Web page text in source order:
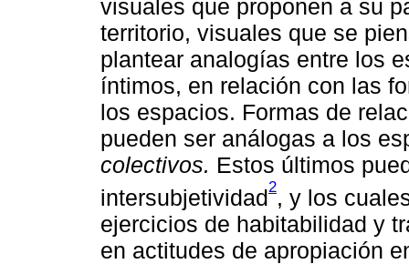
visuales que proponen a su
territorio, visuales que se
plantear analogías entre los
íntimos, en relación con las
los espacios. Formas de
pueden ser análogas a los
colectivos. Estos últimos
intersubjetividad2, y los
ejercicios de habitabilidad y
en actitudes de apropiación